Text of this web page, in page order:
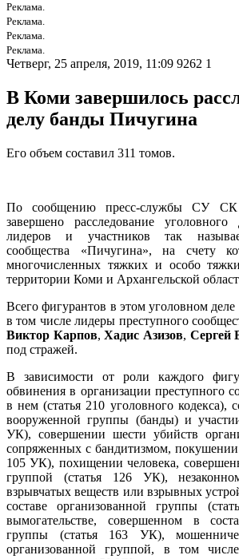
Реклама.
Реклама.
Реклама.
Реклама.
Четверг, 25 апреля, 2019, 11:09 9262 1
В Коми завершилось
делу банды Пичугина
Его объем составил 311 томов.
По сообщению пресс-службы СУ
завершено расследование
лидеров и участников так
сообщества «Пичугина», на счету
многочисленных тяжких и особо
территории Коми и Архангельской
Всего фигурантов в этом уголовном
в том числе лидеры преступного
Виктор Карпов,Хадис Азизов, Сергей
под стражей.
В зависимости от роли каждого
обвинения в организации преступного
в нем (статья 210 уголовного кодекса),
вооруженной группы (банды) и
УК), совершении шести убийств
сопряженных с бандитизмом, покушении
105 УК), похищении человека,
группой (статья 126 УК),
взрывчатых веществ или взрывных
составе организованной группы
вымогательстве, совершенном в
группы (статья 163 УК),
организованной группой, в том